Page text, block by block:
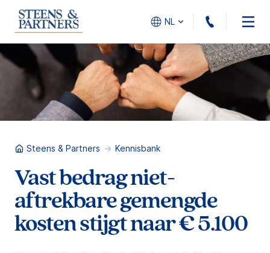
NL 010 -
Steens & Partners Kennisbank
Vast bedrag niet-
aftrekbare gemengde
kosten stijgt naar € 5.100